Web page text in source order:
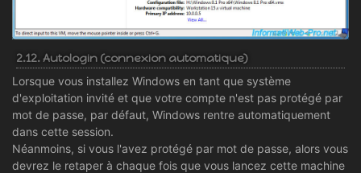
2.12. Autologin (connexion automatique)
Lorsque vous installez Windows en tant que système
d'exploitation invité et que votre compte n'est pas protégé par
mot de passe, par défaut, Windows rentre automatiquement
dans cette session.
Néanmoins, si vous l'avez protégé par mot de passe, alors vous
devrez le retaper à chaque fois que vous lancez cette machine